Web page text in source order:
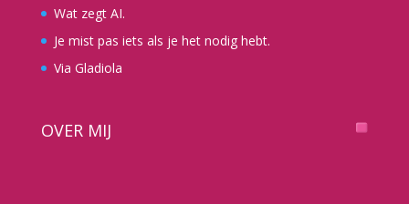
Wat zegt AI.
Je mist pas iets als je het nodig hebt.
Via Gladiola
OVER MIJ